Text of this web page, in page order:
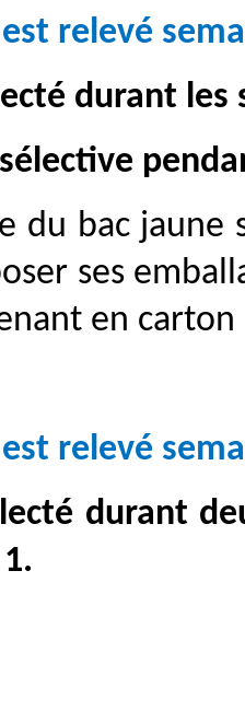
relevé
durant les
du bac jaune
ses
en
relevé
durant